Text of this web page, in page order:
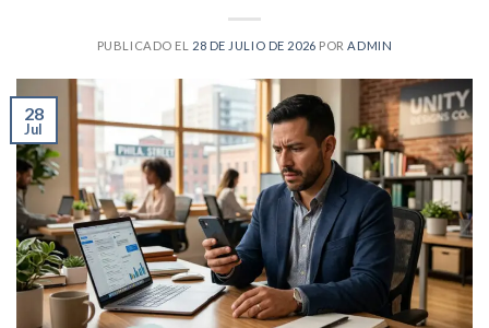
PUBLICADO EL 28 DE JULIO DE 2026 POR ADMIN
28
Jul